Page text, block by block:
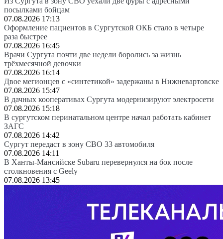
посылками бойцам
07.08.2026 17:13
Оформление пациентов в Сургутской ОКБ стало в четыре
раза быстрее
07.08.2026 16:45
Врачи Сургута почти две недели боролись за жизнь
трёхмесячной девочки
07.08.2026 16:14
Двое мегионцев с «синтетикой» задержаны в Нижневартовске
07.08.2026 15:47
В дачных кооперативах Сургута модернизируют электросети
07.08.2026 15:18
В сургутском перинатальном центре начал работать кабинет
ЗАГС
07.08.2026 14:42
Сургут передаст в зону СВО 33 автомобиля
07.08.2026 14:11
В Ханты-Мансийске Subaru перевернулся на бок после
столкновения с Geely
07.08.2026 13:45